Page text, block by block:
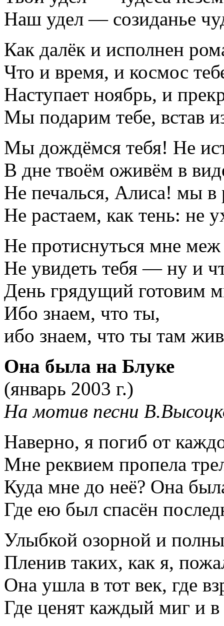
Наш удел — созиданье
Как далёк и исполнен
Что и время, и космос
Наступает ноябрь, и
Мы подарим тебе, встав
Мы дождёмся тебя! Не
В дне твоём оживём в
Не печалься, Алиса! мы в
Не растаем, как тень: не
Не протиснуться мне
Не увидеть тебя — ну и
День грядущий готовим
Ибо знаем, что ты,
ибо знаем, что ты там
Она была на Блуке
(январь 2003 г.)
На мотив песни
Наверно, я погиб от
Мне реквием пропела
Куда мне до неё? Она
Где ею был спасён
Улыбкой озорной и
Пленив таких, как я,
Она ушла в тот век, где
Где ценят каждый миг и